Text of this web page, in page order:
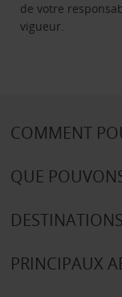
de votre
vigueur.
COMMENT
QUE
PRINCIPAUX